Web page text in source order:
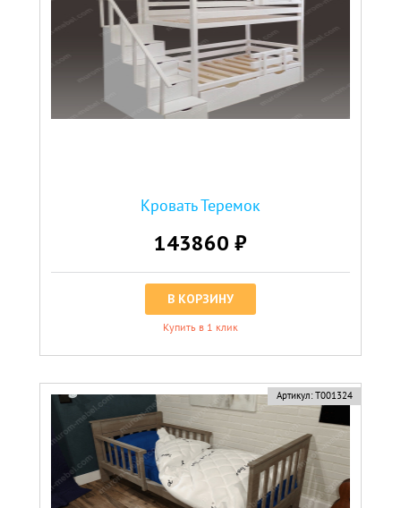
Кровать Теремок
143860 ₽
В КОРЗИНУ
Купить в 1 клик
Артикул: Т001324